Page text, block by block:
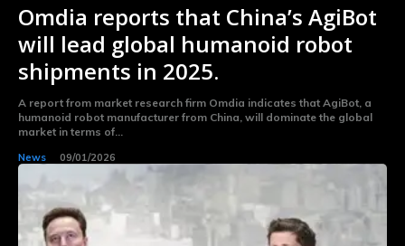
Omdia reports that China’s AgiBot
will lead global humanoid robot
shipments in 2025.
A report from market research firm Omdia indicates that AgiBot, a
humanoid robot manufacturer from China, will dominate the global
market in terms of...
News 09/01/2026